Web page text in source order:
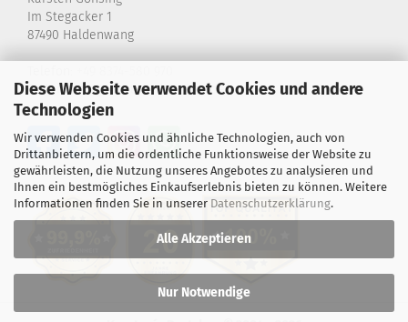
Diese Webseite verwendet Cookies und andere
Technologien
Wir verwenden Cookies und ähnliche Technologien, auch von
Drittanbietern, um die ordentliche Funktionsweise der Website zu
gewährleisten, die Nutzung unseres Angebotes zu analysieren und
Ihnen ein bestmögliches Einkaufserlebnis bieten zu können. Weitere
Informationen finden Sie in unserer Datenschutzerklärung.
Alle Akzeptieren
Nur Notwendige
Im Stegacker 1
87490 Haldenwang
E-Mail:info@karstensdartshop.de